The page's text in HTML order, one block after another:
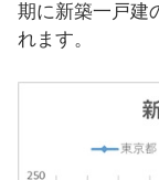
期に新築一戸建
れます。